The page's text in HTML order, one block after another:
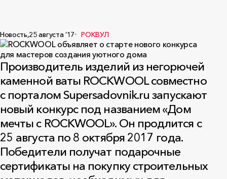
Новость,25 августа ‘17 РОКВУЛ
Производитель изделий из негорючей
каменной ваты ROCKWOOL совместно
с порталом Supersadovnik.ru запускают
новый конкурс под названием «Дом
мечты с ROCKWOOL». Он продлится с
25 августа по 8 октября 2017 года.
Победители получат подарочные
сертификаты на покупку строительных